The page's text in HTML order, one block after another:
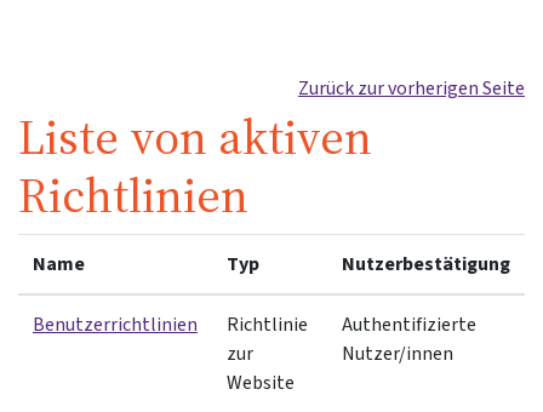
Zurück zur vorherigen Seite
Liste von aktiven
Richtlinien
Name Typ Nutzerbestätigung
Benutzerrichtlinien
Richtlinie
zur
Website
Authentifizierte
Nutzer/innen